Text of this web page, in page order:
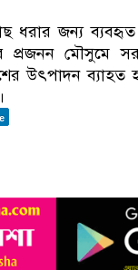
ধরার জন্য
মৌসুমে
উৎপাদন ব্যাহত